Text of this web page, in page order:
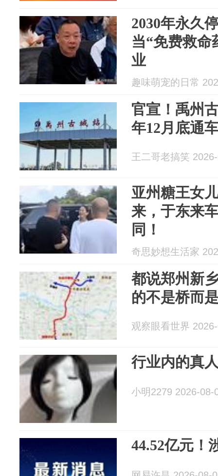
2030年永久
当“免费救命
业
趣味萌宠的日常
官宣！禹州
年12月底通
王二哥老搞笑
亚州糖王女
来，于东来
同！
奇思妙想生活家
都说郑州新
的不是桥而
观察眼看世界
行业内的真
小明2279 2026-08-
44.52亿元！